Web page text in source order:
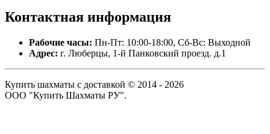
Контактная информация
Рабочие часы: Пн-Пт: 10:00-18:00, Сб-Вс: Выходной
Адрес: г. Люберцы, 1-й Панковский проезд. д.1
Купить шахматы с доставкой © 2014 - 2026
ООО "Купить Шахматы РУ".